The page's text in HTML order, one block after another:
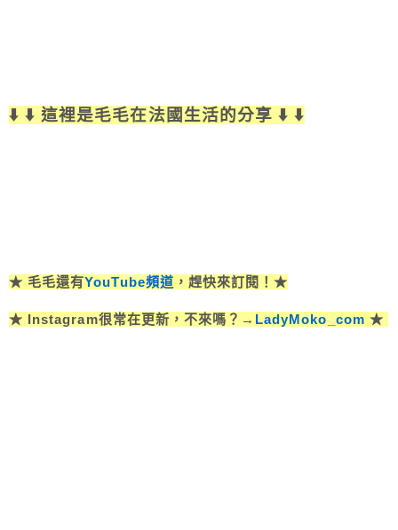
⬇️ ⬇️ 這裡是毛毛在法國生活的分享 ⬇️ ⬇️
★ 毛毛還有YouTube頻道 ，趕快來訂閱！★
★ Instagram很常在更新，不來嗎？→ LadyMoko_com ★